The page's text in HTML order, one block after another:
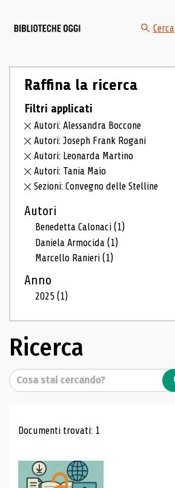
Cerca
Raffina la ricerca
Filtri applicati
Autori: Alessandra Boccone
Autori: Joseph Frank Rogani
Autori: Leonarda Martino
Autori: Tania Maio
Sezioni: Convegno delle Stelline
Autori
Benedetta Calonaci(1)
Daniela Armocida(1)
Marcello Ranieri(1)
Anno
2025(1)
Ricerca
Cerca
Risultati di ricerca
Documenti trovati: 1